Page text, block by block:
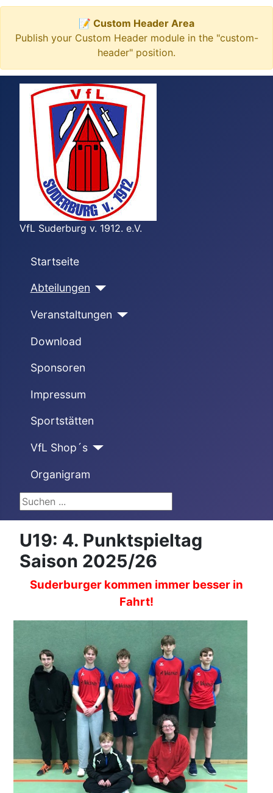
📝 Custom Header Area
Publish your Custom Header module in the "custom-
header" position.
VfL Suderburg v. 1912. e.V.
Startseite
Abteilungen
Veranstaltungen
Download
Sponsoren
Impressum
Sportstätten
VfL Shop´s
Organigram
Suchen ...
U19: 4. Punktspieltag
Saison 2025/26
Suderburger kommen immer besser in
Fahrt!